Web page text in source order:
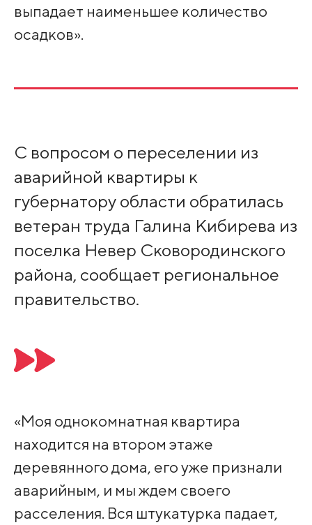
выпадает наименьшее количество
осадков».
С вопросом о переселении из
аварийной квартиры к
губернатору области обратилась
ветеран труда Галина Кибирева из
поселка Невер Сковородинского
района, сообщает региональное
правительство.
«Моя однокомнатная квартира
находится на втором этаже
деревянного дома, его уже признали
аварийным, и мы ждем своего
расселения. Вся штукатурка падает,